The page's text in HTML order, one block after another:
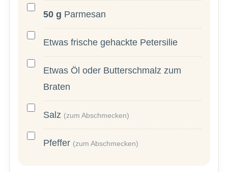
50 g Parmesan
Etwas frische gehackte Petersilie
Etwas Öl oder Butterschmalz zum
Braten
Salz (zum Abschmecken)
Pfeffer (zum Abschmecken)